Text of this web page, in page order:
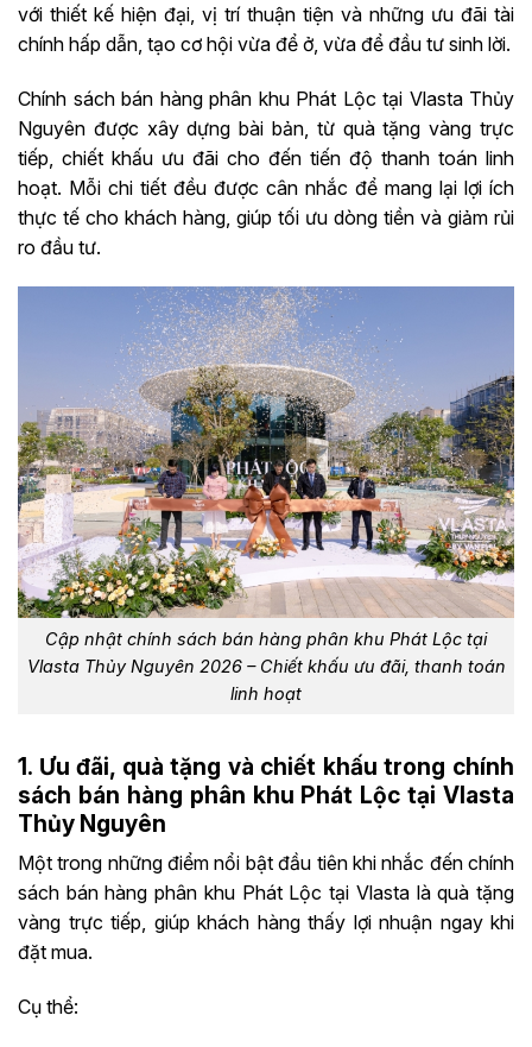
với thiết kế hiện đại, vị trí thuận tiện và những ưu đãi tài
chính hấp dẫn, tạo cơ hội vừa để ở, vừa để đầu tư sinh lời.
Chính sách bán hàng phân khu Phát Lộc tại Vlasta Thủy
Nguyên được xây dựng bài bản, từ quà tặng vàng trực
tiếp, chiết khấu ưu đãi cho đến tiến độ thanh toán linh
hoạt. Mỗi chi tiết đều được cân nhắc để mang lại lợi ích
thực tế cho khách hàng, giúp tối ưu dòng tiền và giảm rủi
ro đầu tư.
Cập nhật chính sách bán hàng phân khu Phát Lộc tại
Vlasta Thủy Nguyên 2026 – Chiết khấu ưu đãi, thanh toán
linh hoạt
1. Ưu đãi, quà tặng và chiết khấu trong chính
sách bán hàng phân khu Phát Lộc tại Vlasta
Thủy Nguyên
Một trong những điểm nổi bật đầu tiên khi nhắc đến chính
sách bán hàng phân khu Phát Lộc tại Vlasta là quà tặng
vàng trực tiếp, giúp khách hàng thấy lợi nhuận ngay khi
đặt mua.
Cụ thể: